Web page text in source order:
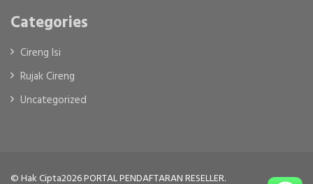
Categories
Cireng Isi
Rujak Cireng
Uncategorized
© Hak Cipta2026PORTAL PENDAFTARAN RESELLER.